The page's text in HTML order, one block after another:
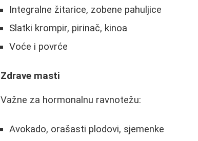
Integralne žitarice, zobene pahuljice
Slatki krompir, pirinač, kinoa
Voće i povrće
Zdrave masti
Važne za hormonalnu ravnotežu:
Avokado, orašasti plodovi, sjemenke